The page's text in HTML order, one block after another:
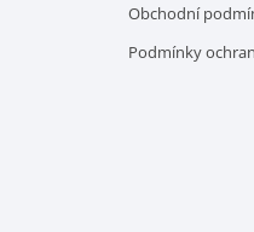
Obchodní
Podmínky